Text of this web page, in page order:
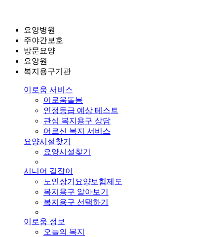
요양병원
주야간보호
방문요양
요양원
복지용구기관
이로움 서비스
이로움돌봄
인정등급 예상 테스트
관심 복지용구 상담
어르신 복지 서비스
요양시설찾기
요양시설찾기
시니어 길잡이
노인장기요양보험제도
복지용구 알아보기
복지용구 선택하기
이로움 정보
오늘의 복지